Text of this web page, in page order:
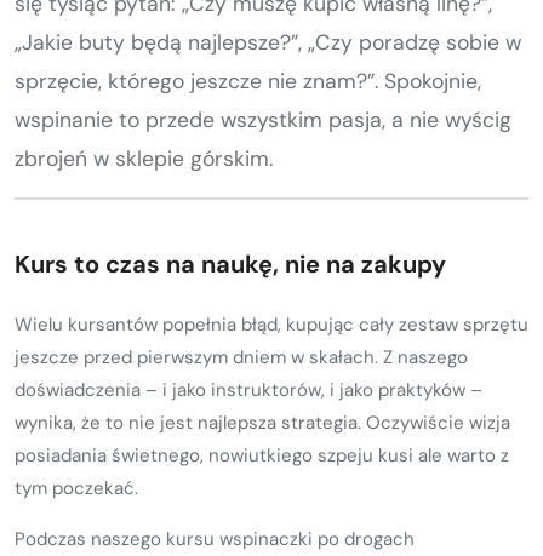
„Jakie buty będą najlepsze?”, „Czy poradzę sobie w
sprzęcie, którego jeszcze nie znam?”. Spokojnie,
wspinanie to przede wszystkim pasja, a nie wyścig
zbrojeń w sklepie górskim.
Kurs to czas na naukę, nie na zakupy
Wielu kursantów popełnia błąd, kupując cały zestaw sprzętu
jeszcze przed pierwszym dniem w skałach. Z naszego
doświadczenia – i jako instruktorów, i jako praktyków –
wynika, że to nie jest najlepsza strategia. Oczywiście wizja
posiadania świetnego, nowiutkiego szpeju kusi ale warto z
tym poczekać.
Podczas naszego kursu wspinaczki po drogach
Nie wiesz który wybrać?